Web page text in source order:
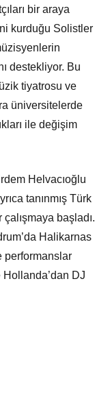
bir araya
kurduğu Solistler
destekliyor. Bu
tiyatrosu ve
üniversitelerde
ile değişim
Helvacıoğlu
tanınmış Türk
başladı.
Halikarnas
performanslar
Hollanda’dan DJ